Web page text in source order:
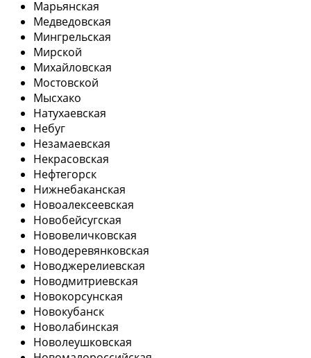
Марьянская
Медведовская
Мингрельская
Мирской
Михайловская
Мостовской
Мысхако
Натухаевская
Небуг
Незамаевская
Некрасовская
Нефтегорск
Нижнебаканская
Новоалексеевская
Новобейсугская
Нововеличковская
Новодеревянковская
Новоджерелиевская
Новодмитриевская
Новокорсунская
Новокубанск
Новолабинская
Новолеушковская